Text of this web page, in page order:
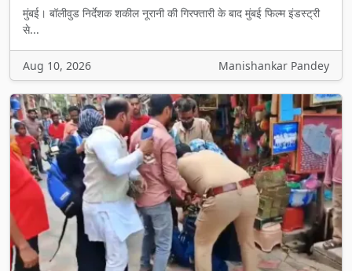
मुंबई। बॉलीवुड निर्देशक शकील नूरानी की गिरफ्तारी के बाद मुंबई फिल्म इंडस्ट्री
से...
Aug 10, 2026 Manishankar Pandey